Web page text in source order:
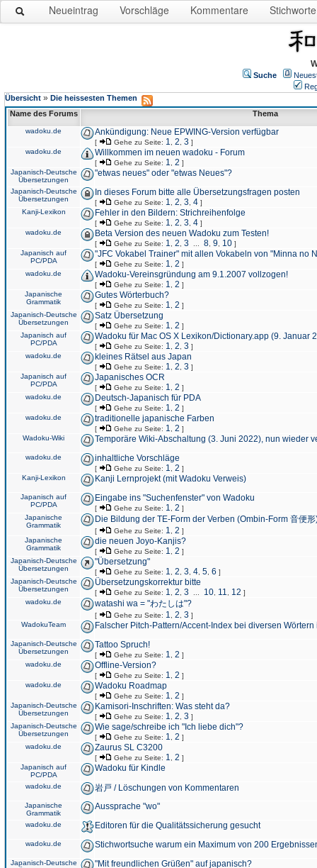
Neueintrag Vorschläge Kommentare Stichworte
Suche
Übersicht » Die heissesten Themen
Name des Forums
Thema
wadoku.de Ankündigung: Neue EPWING-Version verfügbar
[ Gehe zu Seite: 1 2 3 ]
wadoku.de
Willkommen im neuen wadoku - Forum
[ Gehe zu Seite: 1 2 ]
Japanisch-Deutsche
Übersetzungen
"etwas neues" oder "etwas Neues"?
Japanisch-Deutsche
Übersetzungen
In dieses Forum bitte alle Übersetzungsfragen posten
[ Gehe zu Seite: 1 2 3 4 ]
Kanji-Lexikon
Fehler in den Bildern: Strichreihenfolge
[ Gehe zu Seite: 1 2 3 4 ]
wadoku.de
Beta Version des neuen Wadoku zum Testen!
[ Gehe zu Seite: 1 2 3 8 9 10 ]
Japanisch auf
PC/PDA
"JFC Vokabel Trainer" mit allen Vokabeln von "Minna no
[ Gehe zu Seite: 1 2 ]
wadoku.de
Wadoku-Vereinsgründung am 9.1.2007 vollzogen!
[ Gehe zu Seite: 1 2 ]
Japanische
Grammatik
Gutes Wörterbuch?
[ Gehe zu Seite: 1 2 ]
Japanisch-Deutsche
Übersetzungen
Satz Übersetzung
[ Gehe zu Seite: 1 2 ]
Japanisch auf
PC/PDA
Wadoku für Mac OS X Lexikon/Dictionary.app (9. Januar
[ Gehe zu Seite: 1 2 3 ]
wadoku.de
kleines Rätsel aus Japan
[ Gehe zu Seite: 1 2 3 ]
Japanisch auf
PC/PDA
Japanisches OCR
[ Gehe zu Seite: 1 2 ]
wadoku.de
Deutsch-Japanisch für PDA
[ Gehe zu Seite: 1 2 ]
wadoku.de
traditionelle japanische Farben
[ Gehe zu Seite: 1 2 ]
Wadoku-Wiki
Temporäre Wiki-Abschaltung (3. Juni 2022), nun wieder
wadoku.de inhaltliche Vorschläge
[ Gehe zu Seite: 1 2 ]
Kanji-Lexikon
Kanji Lernprojekt (mit Wadoku Verweis)
Japanisch auf
PC/PDA
Eingabe ins "Suchenfenster" von Wadoku
[ Gehe zu Seite: 1 2 ]
Japanische
Grammatik
Die Bildung der TE-Form der Verben (Ombin-Form 音便形
[ Gehe zu Seite: 1 2 ]
Japanische
Grammatik
die neuen Joyo-Kanjis?
[ Gehe zu Seite: 1 2 ]
Japanisch-Deutsche
Übersetzungen
"Übersetzung"
[ Gehe zu Seite: 1 2 3 4 5 6 ]
Japanisch-Deutsche
Übersetzungen
Übersetzungskorrektur bitte
[ Gehe zu Seite: 1 2 3 10 11 12 ]
wadoku.de
watashi wa = "わたしは"?
[ Gehe zu Seite: 1 2 3 ]
WadokuTeam
Falscher Pitch-Pattern/Accent-Index bei diversen
Japanisch-Deutsche
Übersetzungen
Tattoo Spruch!
[ Gehe zu Seite: 1 2 ]
wadoku.de
Offline-Version?
[ Gehe zu Seite: 1 2 ]
wadoku.de
Wadoku Roadmap
[ Gehe zu Seite: 1 2 ]
Japanisch-Deutsche
Übersetzungen
Kamisori-Inschriften: Was steht da?
[ Gehe zu Seite: 1 2 3 ]
Japanisch-Deutsche
Übersetzungen
Wie sage/schreibe ich "Ich liebe dich"?
[ Gehe zu Seite: 1 2 ]
wadoku.de
Zaurus SL C3200
[ Gehe zu Seite: 1 2 ]
Japanisch auf
PC/PDA
Wadoku für Kindle
wadoku.de 岩戸 / Löschungen von Kommentaren
Japanische
Grammatik
Aussprache "wo"
wadoku.de Editoren für die Qualitätssicherung gesucht
wadoku.de Stichwortsuche warum ein Maximum von 200
Japanisch-Deutsche
"Mit freundlichen Grüßen" auf japanisch?